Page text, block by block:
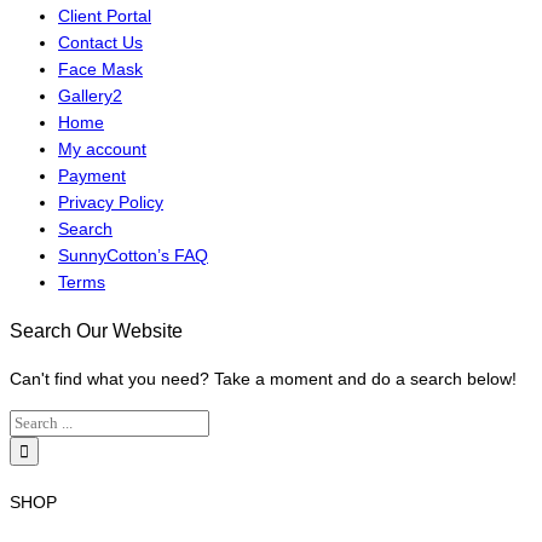
Client Portal
Contact Us
Face Mask
Gallery2
Home
My account
Payment
Privacy Policy
Search
SunnyCotton’s FAQ
Terms
Search Our Website
Can't find what you need? Take a moment and do a search below!
SHOP